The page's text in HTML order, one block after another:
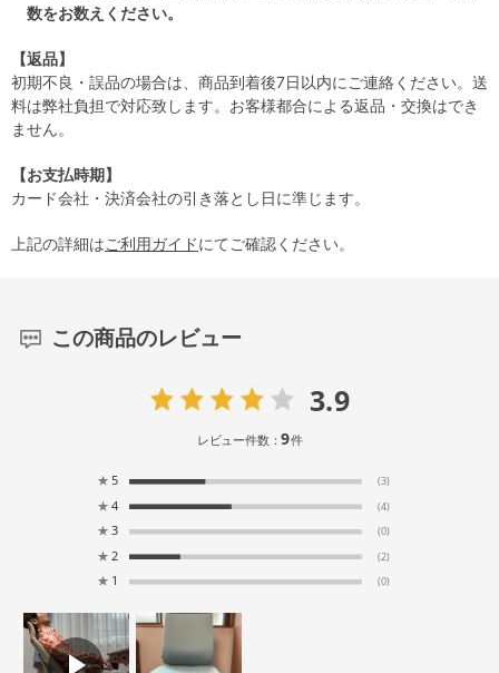
数をお数えください。
【返品】
初期不良・誤品の場合は、商品到着後7日以内にご連絡ください。送
料は弊社負担で対応致します。お客様都合による返品・交換はでき
ません。
【お支払時期】
カード会社・決済会社の引き落とし日に準じます。
上記の詳細はご利用ガイドにてご確認ください。
この商品のレビュー
3.9
レビュー件数：9件
★ 5 (3)
★ 4 (4)
★ 3 (0)
★ 2 (2)
★ 1 (0)